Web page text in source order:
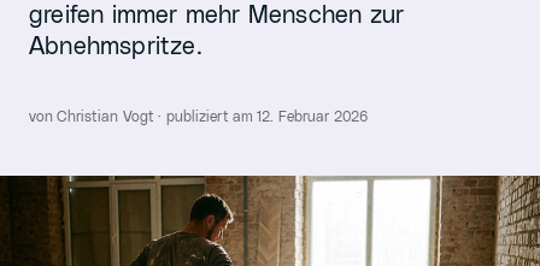
greifen immer mehr Menschen zur
Abnehmspritze.
von Christian Vogt · publiziert am 12. Februar 2026